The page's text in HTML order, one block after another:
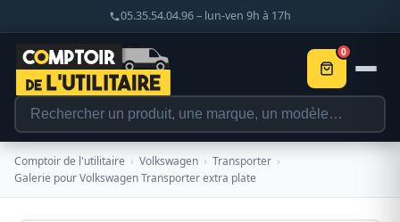
05.35.54.04.96 – lun-ven 9h à 17h
0
Comptoir de l'utilitaire › Volkswagen › Transporter ›
Galerie pour Volkswagen Transporter extra plate